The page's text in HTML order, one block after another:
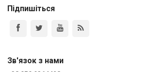
Підпишіться
Зв'язок з нами